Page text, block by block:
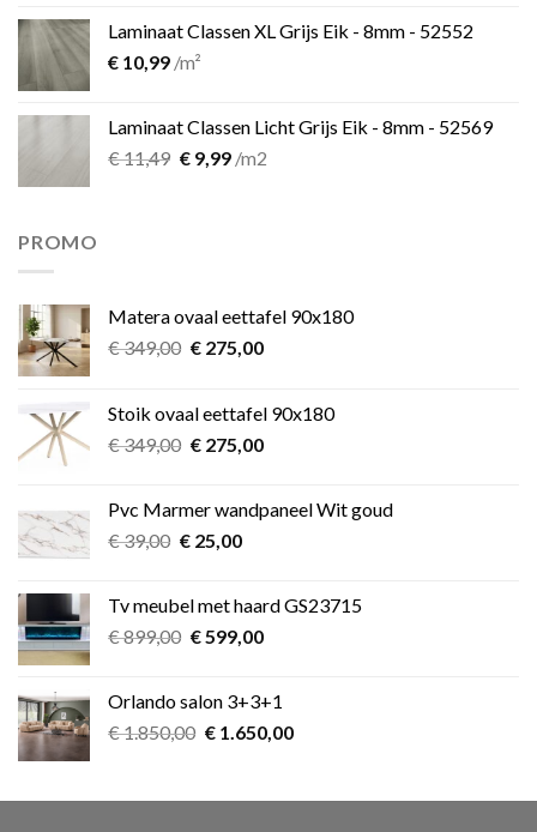
Laminaat Classen XL Grijs Eik - 8mm - 52552
€ 10,99 /m²
Laminaat Classen Licht Grijs Eik - 8mm - 52569
€11,49 Oorspronkelijke
€9,99Huidige
/m2
PROMO
Matera ovaal eettafel 90x180
€349,00 Oorspronkelijke
€ 349,00.
€275,00Huidige
€ 275,00.
Stoik ovaal eettafel 90x180
€349,00 Oorspronkelijke
€ 349,00.
€275,00Huidige
€ 275,00.
Pvc Marmer wandpaneel Wit goud
€39,00 Oorspronkelijke
€ 39,00.
€25,00Huidige
€ 25,00.
Tv meubel met haard GS23715
€899,00 Oorspronkelijke
€ 899,00.
€599,00Huidige
€ 599,00.
Orlando salon 3+3+1
€1.850,00 Oorspronkelijke
€ 1.850,00.
€1.650,00Huidige
€ 1.650,00.